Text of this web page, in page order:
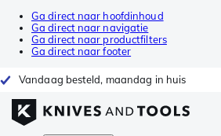
Ga direct naar hoofdinhoud
Ga direct naar navigatie
Ga direct naar productfilters
Ga direct naar footer
Vandaag besteld, maandag in huis